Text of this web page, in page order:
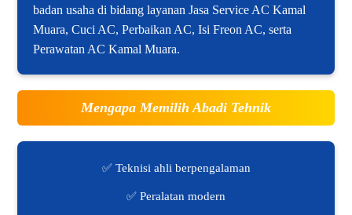
badan usaha di bidang layanan Jasa Service AC Kamal
Muara, Cuci AC, Perbaikan AC, Isi Freon AC, serta
Perawatan AC Kamal Muara.
Mengapa Memilih Abadi Tehnik
✅ Teknisi ahli berpengalaman
✅ Peralatan modern